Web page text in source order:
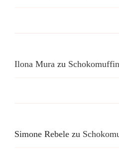
Ilona Mura zu
Simone Rebele zu